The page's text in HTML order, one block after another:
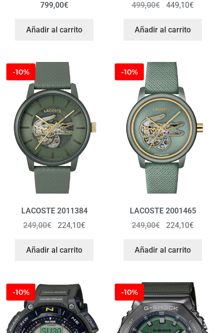
799,00€
Añadir al carrito
499,00€ 449,10€
Añadir al carrito
-10%
LACOSTE 2011384
249,00€ 224,10€
Añadir al carrito
-10%
LACOSTE 2001465
249,00€ 224,10€
Añadir al carrito
-10% -10%